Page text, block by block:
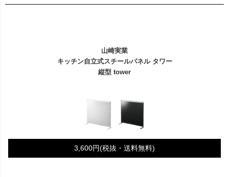
山崎実業
キッチン自立式スチールパネル タワー
縦型 tower
3,600円(税抜・送料無料)